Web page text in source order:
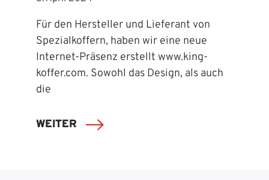
Für den Hersteller und Lieferant von
Spezialkoffern, haben wir eine neue
Internet-Präsenz erstellt www.king-
koffer.com. Sowohl das Design, als auch
die
WEITER